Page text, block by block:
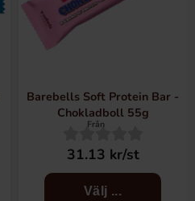
Barebells Soft Protein Bar -
Chokladboll 55g
Från
31.13 kr/st
Välj ...